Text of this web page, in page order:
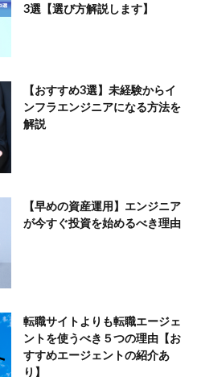
3選【選び方解説します】
【おすすめ3選】未経験からイ
ンフラエンジニアになる方法を
解説
【早めの資産運用】エンジニア
が今すぐ投資を始めるべき理由
転職サイトよりも転職エージェ
ントを使うべき５つの理由【お
すすめエージェントの紹介あ
り】